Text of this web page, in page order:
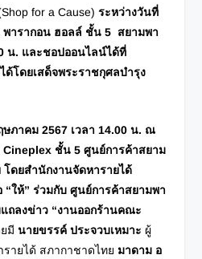
for a Cause)ระหว่างวันที่
พารากอน ฮอลล์ ชั้น 5 สยามพา
น. และชอปออนไลน์ได้ที่
โดยเสด็จพระราชกุศลบำรุง
าคม 2567 เวลา 14.00 น. ณ
ชั้น 5 ศูนย์การค้าสยาม
ดยสำนักงานจัดหารายได้
“ให้” ร่วมกับ ศูนย์การค้าสยามพา
ถลงข่าว “งานออกร้านคณะ
มี นายขรรค์ ประจวบเหมาะ ผู้
ายได้ สภากาชาดไทย มาดาม อ